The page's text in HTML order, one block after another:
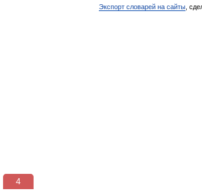
Экспорт словарей на сайты ,
4